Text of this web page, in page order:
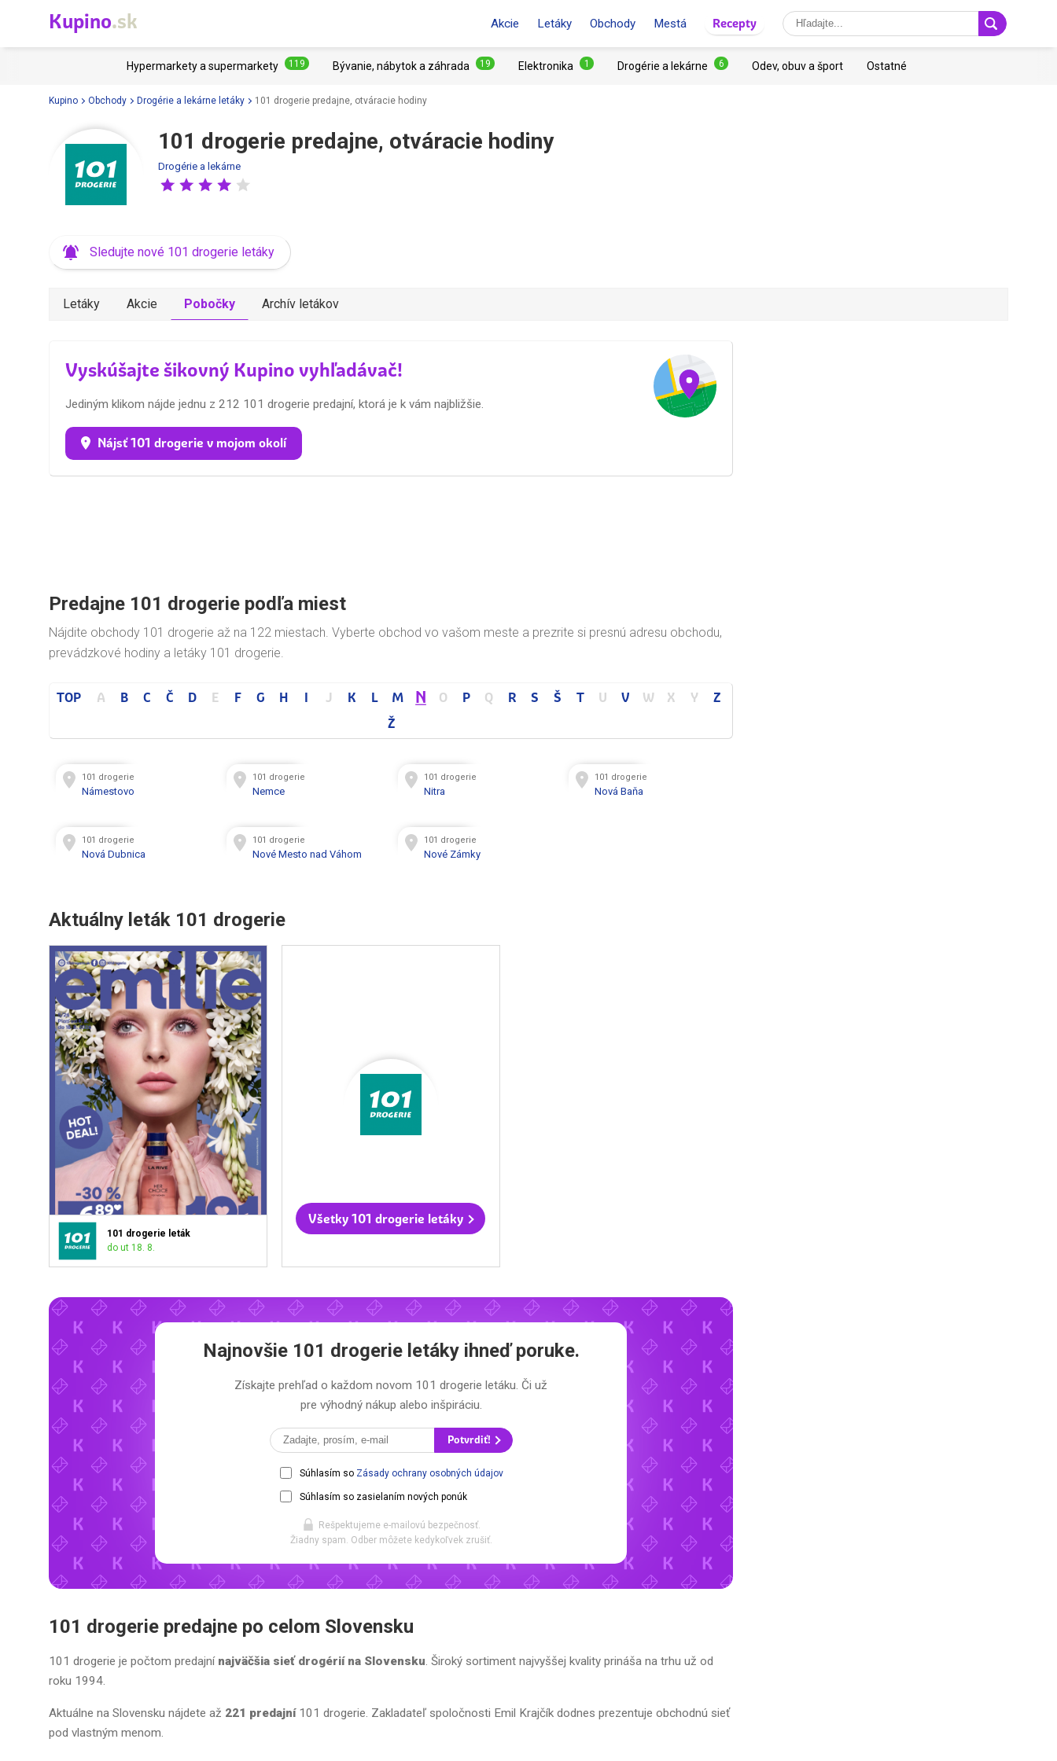
Kupino.sk Akcie Letáky Obchody Mestá Recepty
Hypermarkety a supermarkety 119 Bývanie, nábytok a záhrada 19 Elektronika 1 Drogérie a lekárne 6 Odev, obuv a šport Ostatné
Kupino Obchody Drogérie a lekárne letáky 101 drogerie predajne, otváracie hodiny
101 drogerie predajne, otváracie hodiny
Drogérie a lekárne
Sledujte nové 101 drogerie letáky
Letáky Akcie Pobočky Archív letákov
Vyskúšajte šikovný Kupino vyhľadávač!
Jediným klikom nájde jednu z 212 101 drogerie predajní, ktorá je k vám najbližšie.
Nájsť 101 drogerie v mojom okolí
Predajne 101 drogerie podľa miest
Nájdite obchody 101 drogerie až na 122 miestach. Vyberte obchod vo vašom meste a prezrite si presnú adresu obchodu,
prevádzkové hodiny a letáky 101 drogerie.
TOP A B C Č D E F G H I J K L M N O P Q R S Š T U V W X Y
Z
Ž
101 drogerie
Námestovo
101 drogerie
Nemce
101 drogerie
Nitra
101 drogerie
Nová Baňa
101 drogerie
Nová Dubnica
101 drogerie
Nové Mesto nad Váhom
101 drogerie
Nové Zámky
Aktuálny leták 101 drogerie
101 drogerie leták
do ut 18. 8.
Všetky 101 drogerie letáky
Najnovšie 101 drogerie letákyihneď poruke.
Získajte prehľad o každom novom 101 drogerie letáku. Či už
pre výhodný nákup alebo inšpiráciu.
Potvrdiť!
Súhlasím so Zásady ochrany osobných údajov
Súhlasím so zasielaním nových ponúk
Rešpektujeme e-mailovú bezpečnosť.
Žiadny spam. Odber môžete kedykoľvek zrušiť.
101 drogerie predajne po celom Slovensku
101 drogerie je počtom predajní najväčšia sieť drogérií na Slovensku . Široký sortiment najvyššej kvality prináša na trhu už od
roku 1994.
Aktuálne na Slovensku nájdete až 221 predajní101 drogerie. Zakladateľ spoločnosti Emil Krajčík dodnes prezentuje obchodnú sieť
pod vlastným menom.